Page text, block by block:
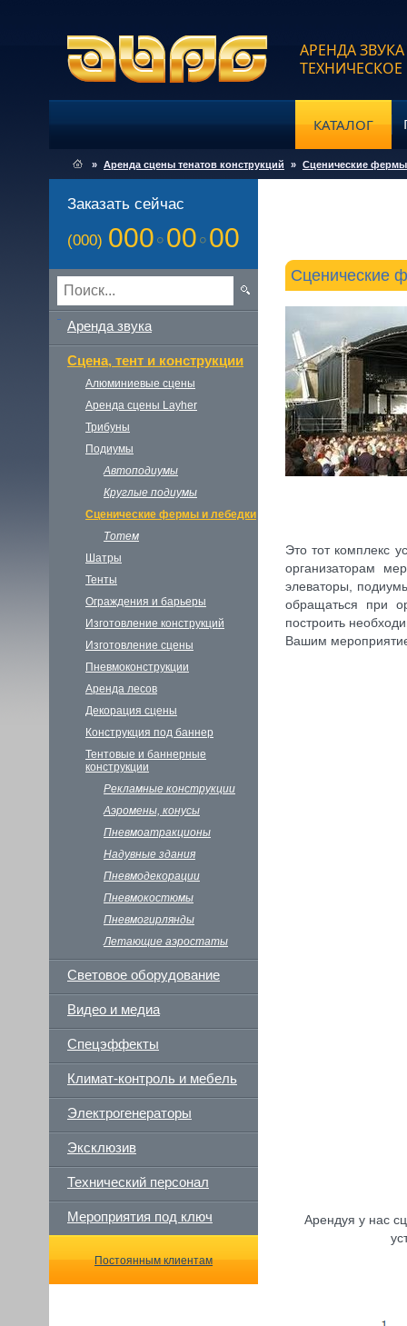
АРЕНДА
КАТАЛОГ
» Аренда сцены тенатов конструкций » Сценические
Заказать сейчас
(000) 000 00 00
Аренда звука
Сцена, тент и конструкции
Алюминиевые сцены
Аренда сцены Layher
Трибуны
Подиумы
Автоподиумы
Круглые подиумы
Сценические фермы и лебедки
Тотем
Шатры
Тенты
Ограждения и барьеры
Изготовление конструкций
Изготовление сцены
Пневмоконструкции
Аренда лесов
Декорация сцены
Конструкция под баннер
Тентовые и баннерные
конструкции
Рекламные конструкции
Аэромены, конусы
Пневмоатракционы
Надувные здания
Пневмодекорации
Пневмокостюмы
Пневмогирлянды
Летающие аэростаты
Световое оборудование
Видео и медиа
Спецэффекты
Климат-контроль и мебель
Электрогенераторы
Эксклюзив
Технический персонал
Мероприятия под ключ
Постоянным клиентам
Сценические
Это тот комплекс
организаторам
элеваторы,
обращаться при
построить
Вашим
Арендуя у нас